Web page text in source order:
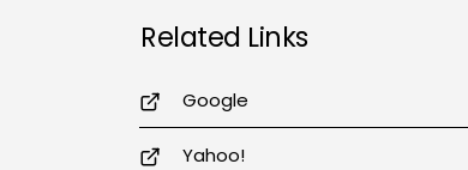
Related Links
Google
Yahoo!